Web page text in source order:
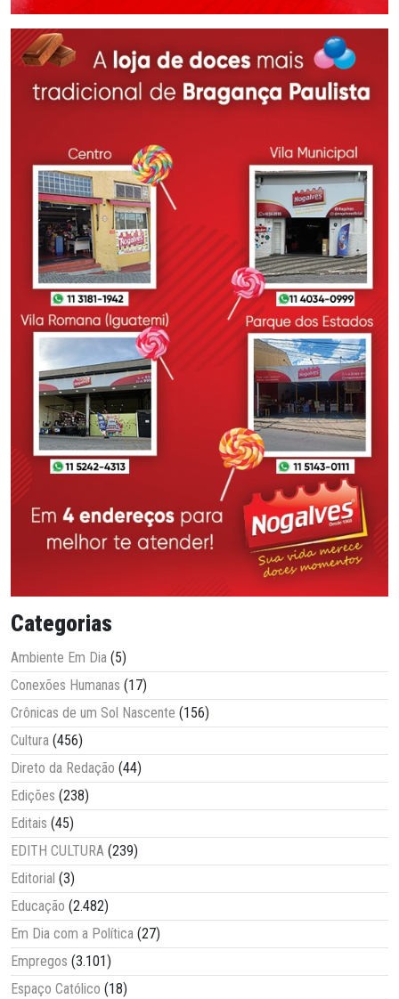
Categorias
Ambiente Em Dia (5)
Conexões Humanas (17)
Crônicas de um Sol Nascente (156)
Cultura (456)
Direto da Redação (44)
Edições (238)
Editais (45)
EDITH CULTURA (239)
Editorial (3)
Educação (2.482)
Em Dia com a Política (27)
Empregos (3.101)
Espaço Católico (18)